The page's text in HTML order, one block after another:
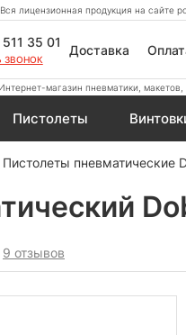
Вся лицензионная продукция на сайте
35 01
ЗВОНОК
Доставка
Интернет-магазин пневматики,
Пистолеты
Пистолеты пневматические
9 отзывов